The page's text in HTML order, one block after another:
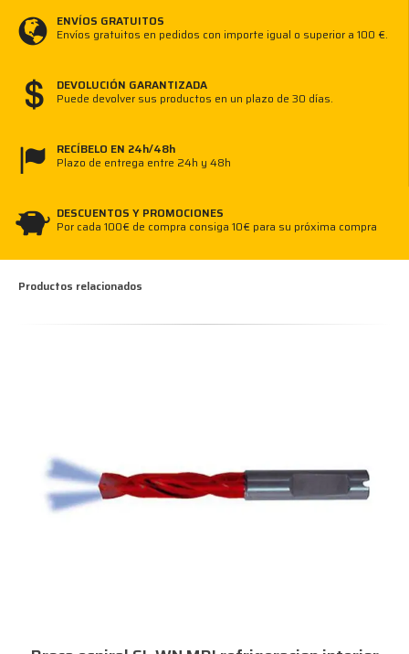
ENVÍOS GRATUITOS
Envíos gratuitos en pedidos con importe igual o superior a 100 €.
DEVOLUCIÓN GARANTIZADA
Puede devolver sus productos en un plazo de 30 días.
RECÍBELO EN 24h/48h
Plazo de entrega entre 24h y 48h
DESCUENTOS Y PROMOCIONES
Por cada 100€ de compra consiga 10€ para su próxima compra
Productos relacionados